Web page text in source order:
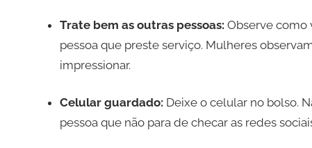
Trate bem as outras pessoas: Observe como
pessoa que preste serviço. Mulheres
impressionar.
Celular guardado: Deixe o celular no bolso.
pessoa que não para de checar as redes